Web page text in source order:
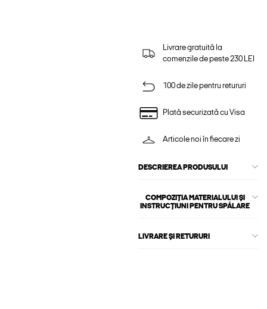
Livrare gratuită la
comenzile de peste 230 LEI
100 de zile pentru retururi
Plată securizată cu Visa
Articole noi în fiecare zi
DESCRIEREA PRODUSULUI
COMPOZIȚIA MATERIALULUI ȘI
INSTRUCȚIUNI PENTRU SPĂLARE
LIVRARE ȘI RETURURI